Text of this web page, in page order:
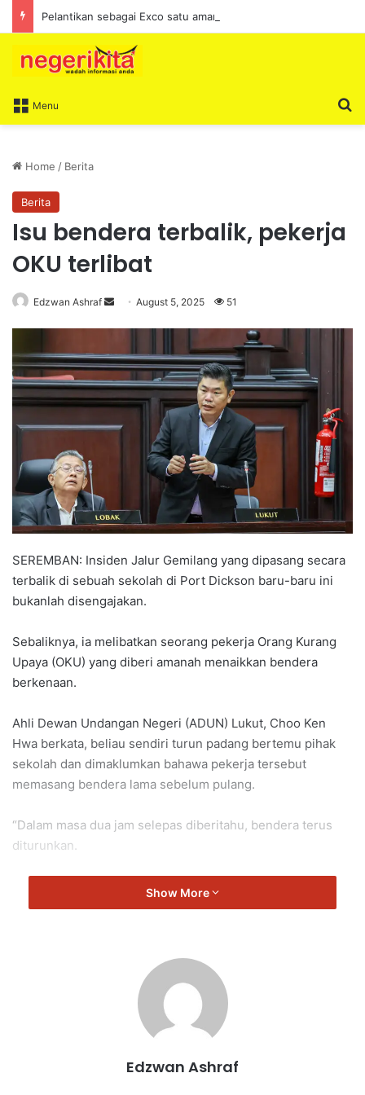
Menu
Home / Berita
Berita
Isu bendera terbalik, pekerja
OKU terlibat
Edzwan Ashraf
d
a
n
August 5, 2025 51
SEREMBAN: Insiden Jalur Gemilang yang dipasang secara
terbalik di sebuah sekolah di Port Dickson baru-baru ini
bukanlah disengajakan.
Sebaliknya, ia melibatkan seorang pekerja Orang Kurang
Upaya (OKU) yang diberi amanah menaikkan bendera
berkenaan.
Ahli Dewan Undangan Negeri (ADUN) Lukut, Choo Ken
Hwa berkata, beliau sendiri turun padang bertemu pihak
sekolah dan dimaklumkan bahawa pekerja tersebut
memasang bendera lama sebelum pulang.
“Dalam masa dua jam selepas diberitahu, bendera terus
diturunkan.
“Jadi jangan salah faham dan cepat menghukum.
Sekolah Jenis Kebangsaan Cina (SJKC) Chung Hua Port
Dickson sebelum ini memohon maaf secara terbuka
menerusi kenyataan bersama Lembaga Pengelola, PIBG
Show More
Edzwan Ashraf